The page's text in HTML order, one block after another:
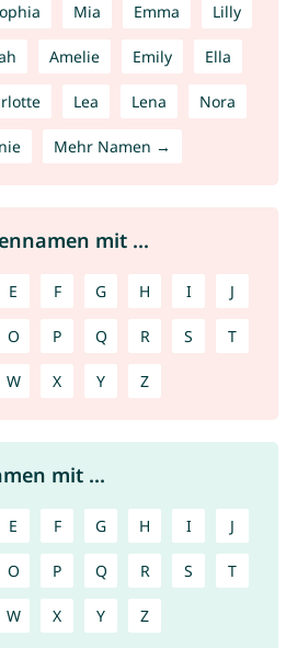
Mia Emma Lilly
Amelie Emily Ella
Lea Lena Nora
Mehr Namen →
mit ...
E F G H I J
O P Q R S T
W X Y Z
mit ...
E F G H I J
O P Q R S T
W X Y Z